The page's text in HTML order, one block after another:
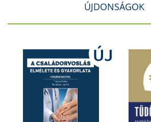
ÚJDONSÁGOK
ÚJ